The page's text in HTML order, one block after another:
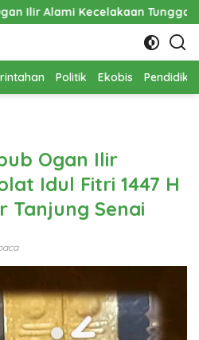
Tunggal
Politik Ekobis
Ogan Ilir
Idul Fitri 1447 H
Tanjung Senai